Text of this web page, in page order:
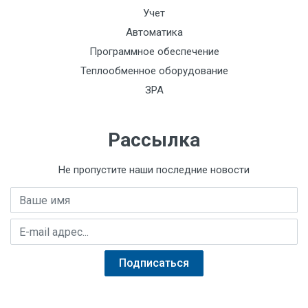
0,1 мА - для термометров с номинальным
сопротивлением 1000 Ом;
Учет
Автоматика
Программное обеспечение
Теплообменное оборудование
ЗРА
Рассылка
Не пропустите наши последние новости
Подписаться